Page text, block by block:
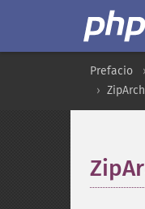
Prefacio